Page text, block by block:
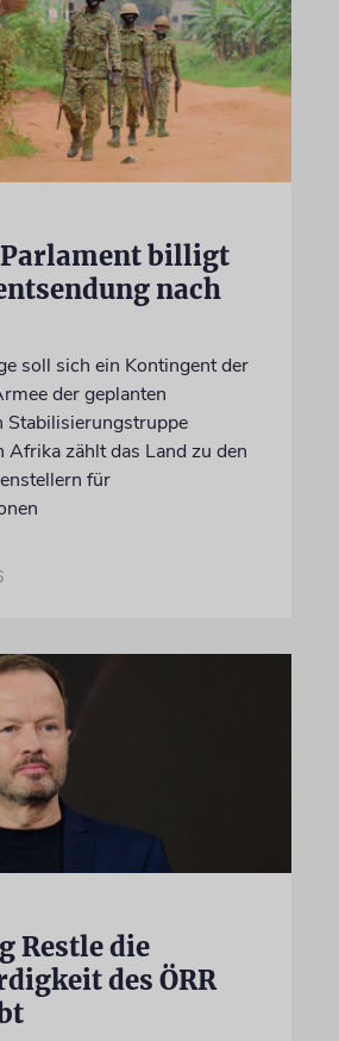
Parlament billigt
nach
soll sich ein Kontingent der
der geplanten
Stabilisierungstruppe
Afrika zählt das Land zu den
für
Restle die
des ÖRR